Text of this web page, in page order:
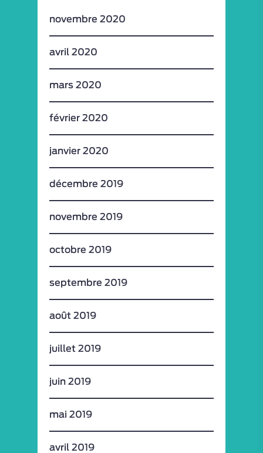
novembre 2020
avril 2020
mars 2020
février 2020
janvier 2020
décembre 2019
novembre 2019
octobre 2019
septembre 2019
août 2019
juillet 2019
juin 2019
mai 2019
avril 2019